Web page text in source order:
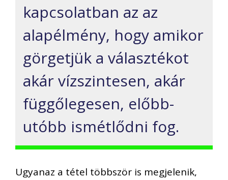
kapcsolatban az az
alapélmény, hogy amikor
görgetjük a választékot
akár vízszintesen, akár
függőlegesen, előbb-
utóbb ismétlődni fog.
Ugyanaz a tétel többször is megjelenik,